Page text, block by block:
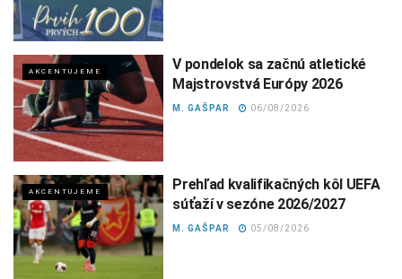
AKCENTUJEME
V pondelok sa začnú atletické
Majstrovstvá Európy 2026
M. GAŠPAR 06/08/2026
AKCENTUJEME
Prehľad kvalifikačných kôl UEFA
súťaží v sezóne 2026/2027
M. GAŠPAR 05/08/2026